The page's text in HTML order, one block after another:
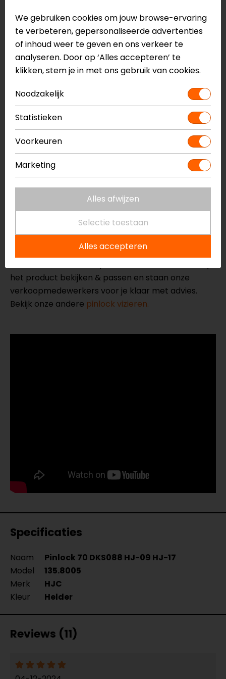
- Gebruik een schone microvezeldoek om
voorzichtig eventueel achtergebleven vuil weg
te nemen.
Drogen & terugplaatsen
- Laat zowel het vizier als de Pinlock-lens op
natuurlijke wijze drogen in een rechtopstaande
positie.
- Zodra beide volledig droog zijn, kun je ze weer
installeren in de helm.
Door deze stappen te volgen, blijft je Pinlock in
topconditie en geniet je van een helder zicht!
Meer informatie nodig?
Heb je meer informatie nodig over dit product?
Neem dancontactmet ons op of kom langs in één
in Breda, Capelle aan den IJssel,
het product bekijken & passen en staan onze
verkoopmedewerkers voor je klaar met advies.
Bekijk onze andere pinlock vizieren.
Specificaties
Naam
Pinlock 70 DKS088 HJ-09 HJ-17
Model
135.8005
Merk
HJC
Kleur
Helder
Reviews (11)
We gebruiken cookies om jouw browse-ervaring
te verbeteren, gepersonaliseerde advertenties
of inhoud weer te geven en ons verkeer te
analyseren. Door op ‘Alles accepteren’ te
klikken, stem je in met ons gebruik van cookies.
Noodzakelijk
Statistieken
Voorkeuren
Marketing
Alles afwijzen
Selectie toestaan
Alles accepteren